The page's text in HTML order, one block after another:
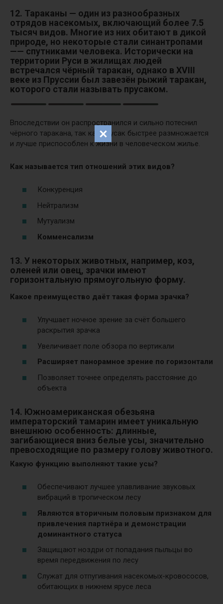
12. Тараканы — один из разнообразных
отрядов насекомых, включающий более 7.5
тысяч видов. Многие из них обитают в дикой
природе, но некоторые стали синантропами
—— спутниками человека. Исторически на
территории Руси в жилищах людей
встречался чёрный таракан, однако в XVIII
веке из Пруссии был завезён рыжий таракан,
которого стали называть прусаком.
Впоследствии он распространился и сильно потеснил
чёрного таракана, так как прусак быстрее размножается
и лучше приспособлен к жизни в человеческом жилье.
Как называется тип отношений этих видов?
Конкуренция
Нейтрализм
Мутуализм
Комменсализм
13. У некоторых животных, например, коз,
оленей или овец, зрачки имеют
горизонтальную прямоугольную форму.
Какое преимущество даёт такая форма зрачка?
Улучшает ночное зрение за счёт большего
раскрытия зрачка
Увеличивает поле обзора по вертикали
Расширяет панорамное зрение по горизонтали
Позволяет точнее определять расстояние до
объекта
14. Южноамериканская обезьяна
императорский тамарин имеет уникальную
внешнюю особенность: длинные,
загибающиеся вниз белые усы, значительно
превосходящие по размеру голову животного.
Какую функцию выполняют такие усы?
Обеспечивают лучшее улавливание звуковых
вибраций в тропическом лесу
Являются вторичным половым признаком для
привлечения партнёра и демонстрации
доминантного статуса
Защищают ноздри от попадания пыльцы во
время передвижения по лесу
Служат для отпугивания насекомых-кровососов,
обитающих в нижнем ярусе леса